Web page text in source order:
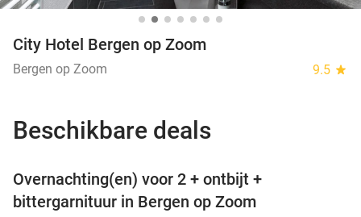
City Hotel Bergen op Zoom
Bergen op Zoom 9.5 star
Beschikbare deals
Overnachting(en) voor 2 + ontbijt +
bittergarnituur in Bergen op Zoom